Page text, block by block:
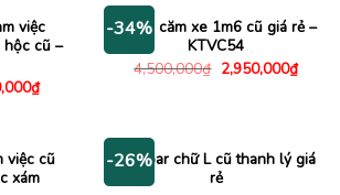
1,150,000₫.
việc
hộc cũ –
₫Giá
hiện
730,000₫.
-34%
Kệ tivi căm xe 1m6 cũ giá rẻ –
KTVC54
4,500,000₫ Giá
gốc
2,950,000₫Giá
hiện
việc cũ
xám
-26%
Bàn bar chữ L cũ thanh lý giá
rẻ